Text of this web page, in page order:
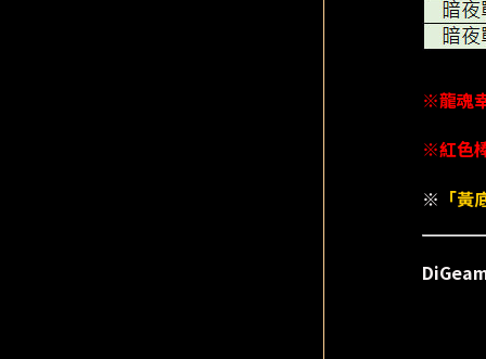
※龍魂
※紅色
※ 「黃